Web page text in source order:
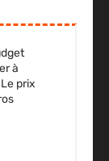
à
prix